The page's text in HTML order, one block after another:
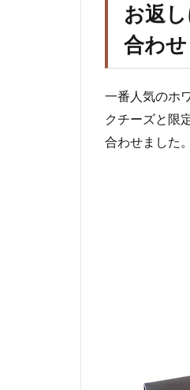
お返
合わせ
一番人気のホ
クチーズと限
合わせました。